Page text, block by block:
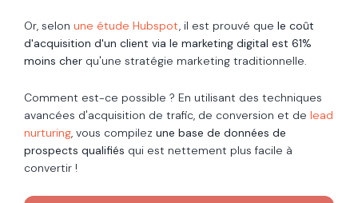
Or, selon une étude Hubspot, il est prouvé que le coût
d'acquisition d'un client via le marketing digital est 61%
moins cher qu'une stratégie marketing traditionnelle.
Comment est-ce possible ? En utilisant des techniques
avancées d'acquisition de trafic, de conversion et de lead
nurturing, vous compilez une base de données de
prospects qualifiés qui est nettement plus facile à
convertir !